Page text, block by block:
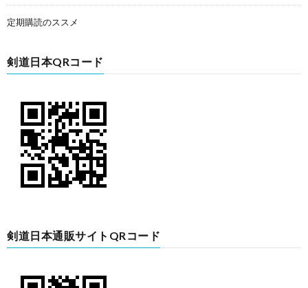
定期購読のススメ
剣道日本QRコード
剣道日本通販サイトQRコード